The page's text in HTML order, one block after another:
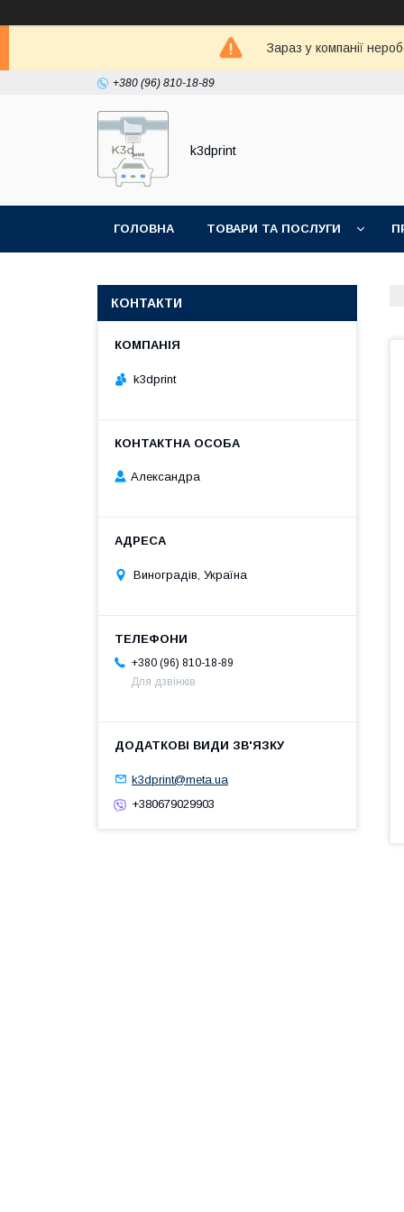
Зараз у компанії
+380 (96) 810-18-89
k3dprint
ГОЛОВНА ТОВАРИ ТА ПОСЛУГИ
КОНТАКТИ
k3dprint
Александра
Виноградів, Україна
+380 (96) 810-18-89
Для дзвінків
k3dprint@meta.ua
+380679029903